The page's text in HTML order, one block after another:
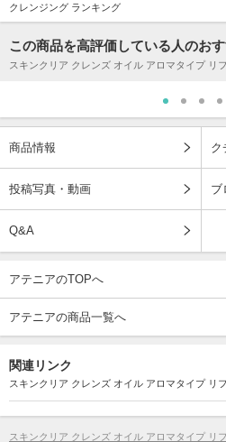
クレンジング ランキング
この商品を高評価している人のお
スキンクリア クレンズ オイル アロマタイプ リ
商品情報 ク
投稿写真・動画 ブ
Q&A
アテニアのTOPへ
アテニアの商品一覧へ
関連リンク
スキンクリア クレンズ オイル アロマタイプ リ
スキンクリア クレンズ オイル アロマタイプ リ